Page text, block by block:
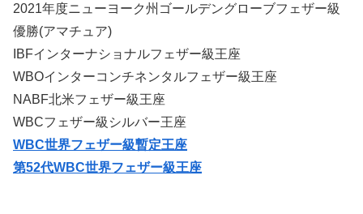
2021年度ニューヨーク州ゴールデングローブフェザー級
優勝(アマチュア)
IBFインターナショナルフェザー級王座
WBOインターコンチネンタルフェザー級王座
NABF北米フェザー級王座
WBCフェザー級シルバー王座
WBC世界フェザー級暫定王座
第52代WBC世界フェザー級王座